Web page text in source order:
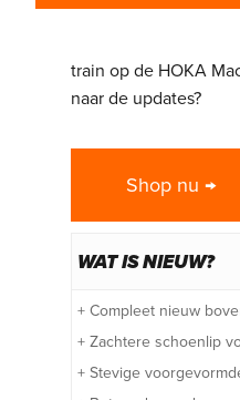
superfoam en een
train op de HOKA
naar de updates?
Shop nu →
WAT IS NIEUW?
+ Compleet nieuw
+ Zachtere schoenlip
+ Stevige